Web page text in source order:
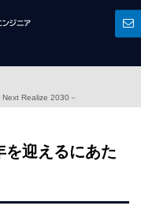
Realize 2030－
を迎えるにあた